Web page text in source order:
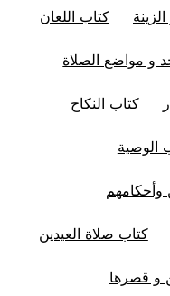
كتاب اللعان
و مواضع الصلاة
كتاب النكاح
الوصية
وأحكامهم
كتاب صلاة العيدين
و قصرها